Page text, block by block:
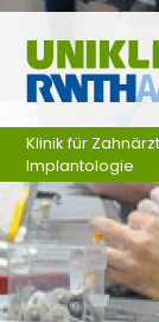
Ga naar
Klinik für
Implantologie